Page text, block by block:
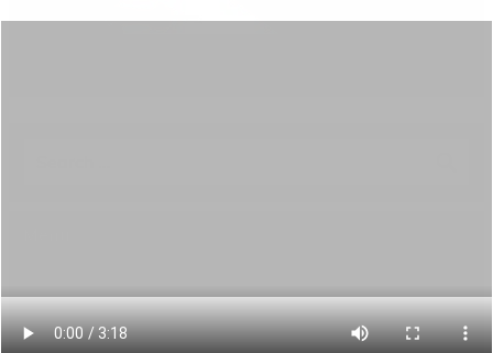
Zamówienia publiczne
Oferta programowa